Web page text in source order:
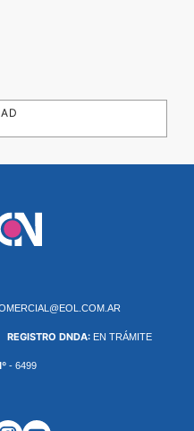
REGISTRO DNDA: EN TRÁMITE
- 6499